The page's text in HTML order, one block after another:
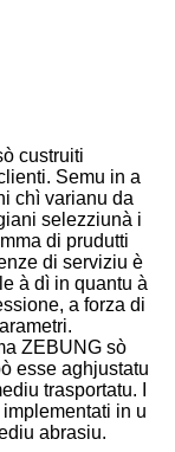
custruiti
Semu in a
chì varianu da
selezziunà i
di prudutti
di serviziu è
à dì in quantu à
a forza di
ZEBUNG sò
esse aghjustatu
trasportatu. I
in u
abrasiu.